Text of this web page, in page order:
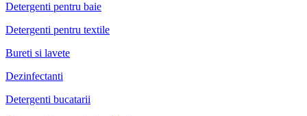
Detergenti pentru baie
Detergenti pentru textile
Bureti si lavete
Dezinfectanti
Detergenti bucatarii